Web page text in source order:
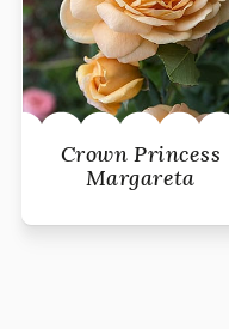
Crown Princess
Margareta